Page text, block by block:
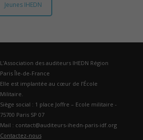
France
Jeunes IHEDN
L’Association des auditeurs IHEDN Région
Paris Île-de-France
Elle est implantée au cœur de l’École
Militaire.
Siège social : 1 place Joffre – Ecole militaire -
75700 Paris SP 07
Mail : contact@auditeurs-ihedn-paris-idf.org
Contactez-nous